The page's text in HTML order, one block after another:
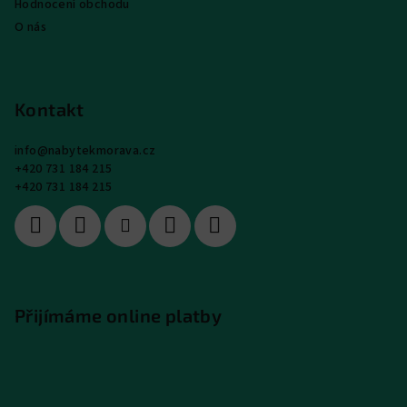
Hodnocení obchodu
O nás
Kontakt
info@nabytekmorava.cz
+420 731 184 215
+420 731 184 215
Přijímáme online platby